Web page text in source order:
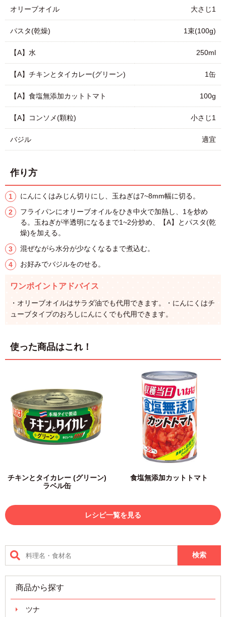
オリーブオイル 大さじ1
パスタ(乾燥) 1束(100g)
【A】水 250ml
【A】チキンとタイカレー(グリーン) 1缶
【A】食塩無添加カットトマト 100g
【A】コンソメ(顆粒) 小さじ1
バジル 適宜
作り方
にんにくはみじん切りにし、玉ねぎは7~8mm幅に切る。
フライパンにオリーブオイルをひき中火で加熱し、1を炒め
る。玉ねぎが半透明になるまで1~2分炒め、【A】とパスタ(乾
燥)を加える。
混ぜながら水分が少なくなるまで煮込む。
お好みでバジルをのせる。
ワンポイントアドバイス
・オリーブオイルはサラダ油でも代用できます。・にんにくはチ
ューブタイプのおろしにんにくでも代用できます。
使った商品はこれ！
チキンとタイカレー (グリーン)
ラベル缶
食塩無添加カットトマト
レシピ一覧を見る
商品から探す
ツナ